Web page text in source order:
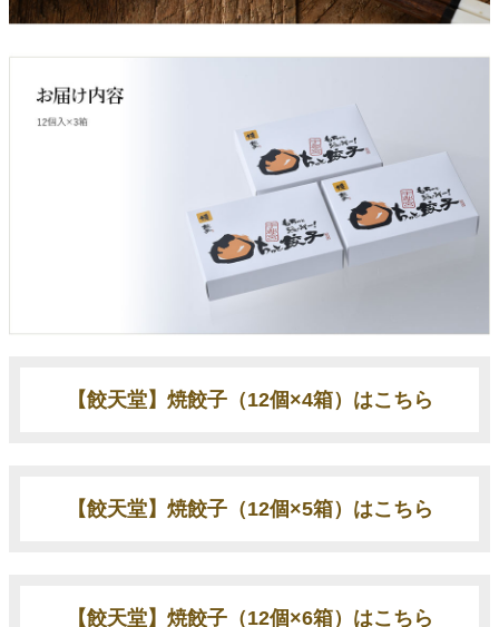
【餃天堂】焼餃子（12個×4箱）はこちら
【餃天堂】焼餃子（12個×5箱）はこちら
【餃天堂】焼餃子（12個×6箱）はこちら